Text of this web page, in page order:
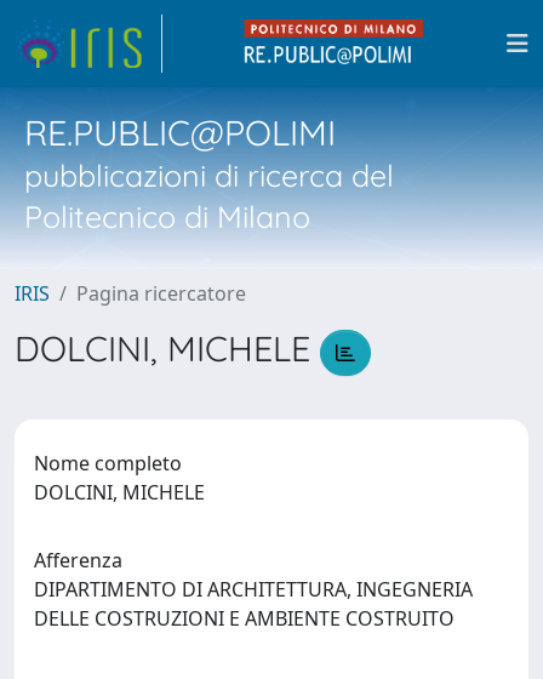
RE.PUBLIC@POLIMI
pubblicazioni di ricerca del
Politecnico di Milano
IRIS Pagina ricercatore
DOLCINI, MICHELE
Nome completo
DOLCINI, MICHELE
Afferenza
DIPARTIMENTO DI ARCHITETTURA, INGEGNERIA
DELLE COSTRUZIONI E AMBIENTE COSTRUITO